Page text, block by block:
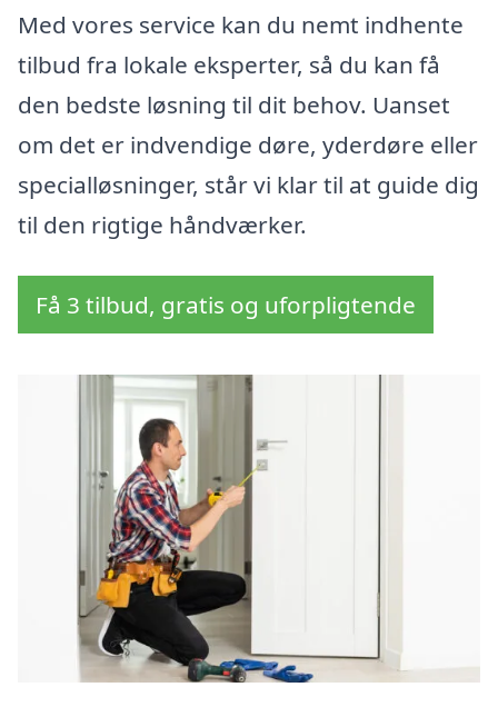
Med vores service kan du nemt indhente
tilbud fra lokale eksperter, så du kan få
den bedste løsning til dit behov. Uanset
om det er indvendige døre, yderdøre eller
specialløsninger, står vi klar til at guide dig
til den rigtige håndværker.
Få 3 tilbud, gratis og uforpligtende